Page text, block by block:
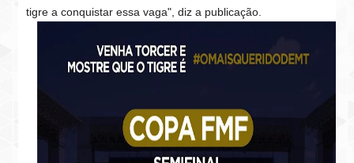
tigre a conquistar essa vaga", diz a publicação.